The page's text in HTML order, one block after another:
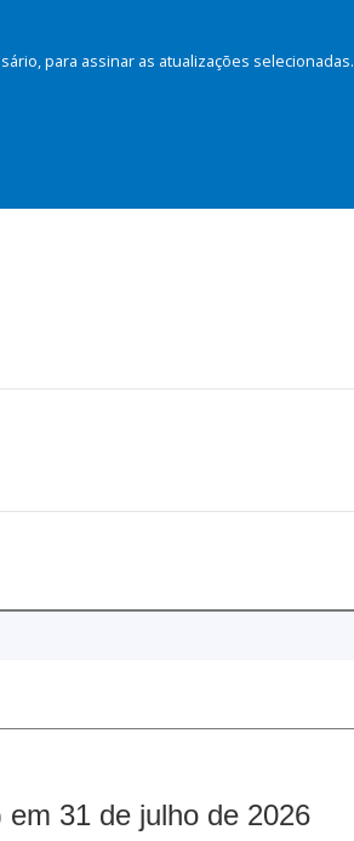
para assinar as atualizações selecionadas.
31 de julho de 2026